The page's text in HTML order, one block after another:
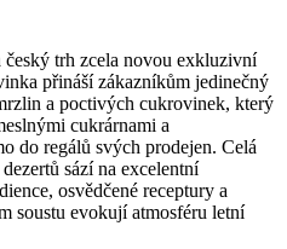
trh zcela novou exkluzivní
přináší zákazníkům jedinečný
a poctivých cukrovinek, který
cukrárnami a
do regálů svých prodejen. Celá
sází na excelentní
osvědčené receptury a
soustu evokují atmosféru letní